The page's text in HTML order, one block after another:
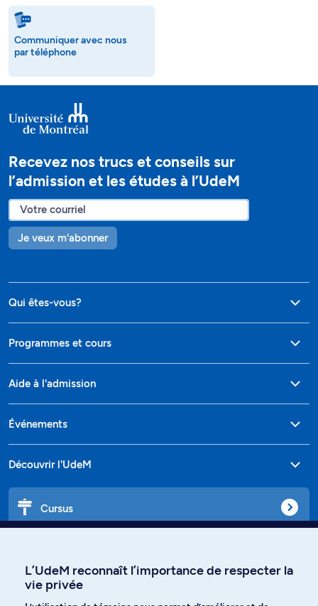
Communiquer avec nous
par téléphone
Recevez nos trucs et conseils sur
l’admission et les études à l’UdeM
Je veux m'abonner
Qui êtes-vous?
Programmes et cours
Aide à l'admission
Événements
Découvrir l'UdeM
Cursus
L’UdeM reconnaît l’importance de respecter la
vie privée